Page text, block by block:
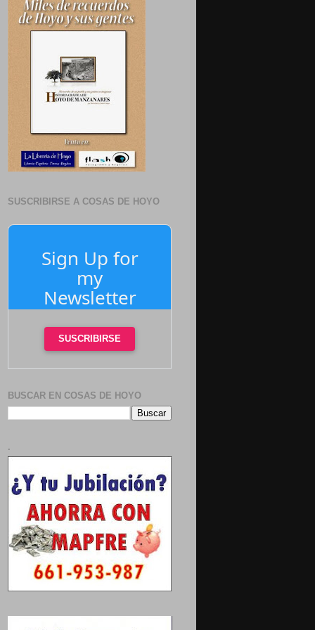
SUSCRIBIRSE A COSAS DE HOYO
Sign Up for
my
Newsletter
SUSCRIBIRSE
BUSCAR EN COSAS DE HOYO
.